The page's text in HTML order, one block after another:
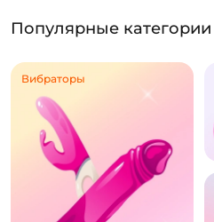
Популярные категории
Вибраторы